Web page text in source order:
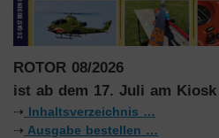
ROTOR 08/2026
ist ab dem 17. Juli am
⇢ Inhaltsverzeichnis …
⇢ Ausgabe bestellen …